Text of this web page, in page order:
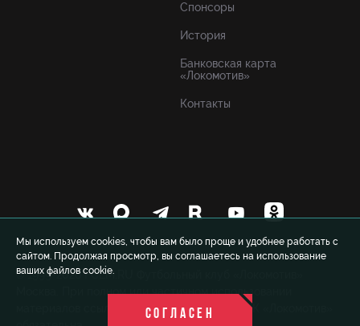
Мы используем cookies, чтобы вам было проще и удобнее работать с
сайтом. Продолжая просмотр, вы соглашаетесь на использование
ваших файлов cookie.
СОГЛАСЕН
Спонсоры
История
Банковская карта
«Локомотив»
Контакты
© 1999-2026 FCLM.RU Футбольный клуб «Локомотив»
Москва. При полном или частичном использовании
материалов ссылка на официальный сайт ФК «Локомотив»